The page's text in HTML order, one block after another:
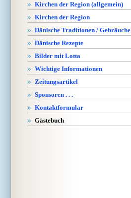
Kirchen der Region (allgemein)
Kirchen der Region
Dänische Traditionen / Gebräuche
Dänische Rezepte
Bilder mit Lotta
Wichtige Informationen
Zeitungsartikel
Sponsoren . . .
Kontaktformular
Gästebuch